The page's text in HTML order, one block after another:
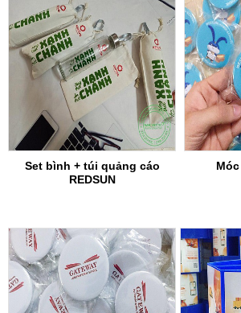
Set bình + túi quảng cáo
REDSUN